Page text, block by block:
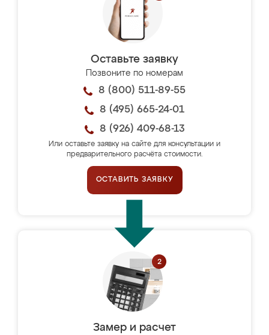
Оставьте заявку
Позвоните по номерам
8 (800) 511-89-55
8 (495) 665-24-01
8 (926) 409-68-13
Или оставьте заявку на сайте для консультации и
предварительного расчёта стоимости.
ОСТАВИТЬ ЗАЯВКУ
Замер и расчет